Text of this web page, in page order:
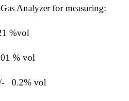
Analyzer for measuring:
%vol
% vol
vol